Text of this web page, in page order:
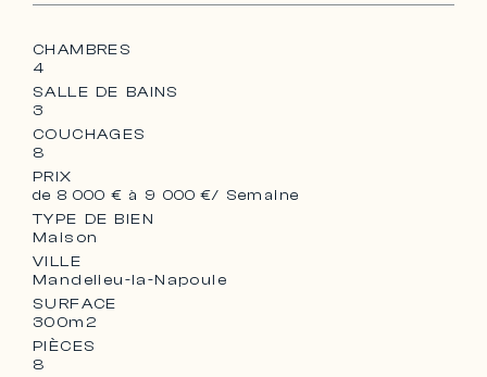
CHAMBRES
4
SALLE DE BAINS
3
COUCHAGES
8
PRIX
de 8 000 € à 9 000 €/ Semaine
TYPE DE BIEN
Maison
VILLE
Mandelieu-la-Napoule
SURFACE
300m2
PIÈCES
8